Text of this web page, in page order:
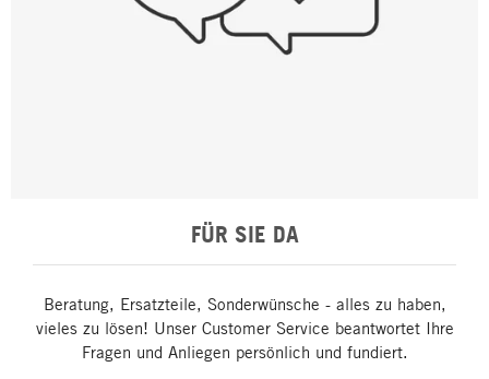
FÜR SIE DA
Beratung, Ersatzteile, Sonderwünsche - alles zu haben,
vieles zu lösen! Unser Customer Service beantwortet Ihre
Fragen und Anliegen persönlich und fundiert.